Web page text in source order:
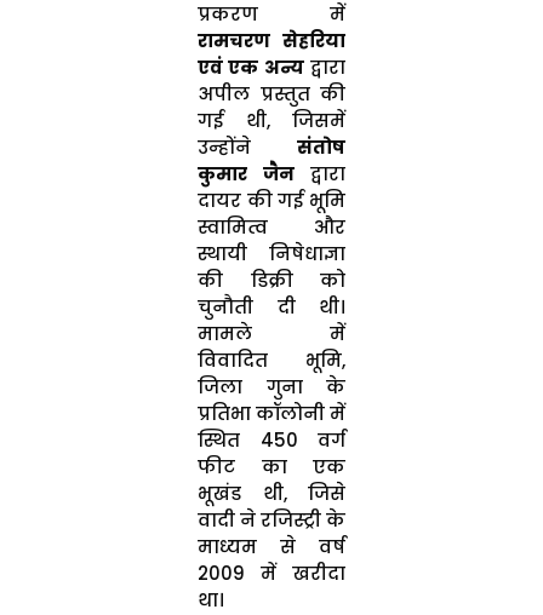
प्रकरण में
रामचरण सेहरिया
एवं एक अन्यद्वारा
अपील प्रस्तुत की
गई थी, जिसमें
उन्होंनेसंतोष
कुमार जैनद्वारा
दायर की गई भूमि
स्वामित्व और
स्थायी निषेधाज्ञा
की डिक्री को
चुनौती दी थी।
मामले में
विवादित भूमि,
जिला गुना के
प्रतिभा कॉलोनी में
स्थित 450 वर्ग
फीट का एक
भूखंड थी, जिसे
वादी ने रजिस्ट्री के
माध्यम से वर्ष
2009 में खरीदा
था।